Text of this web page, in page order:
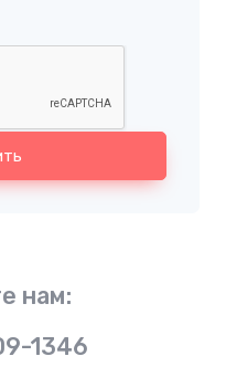
нам:
1346